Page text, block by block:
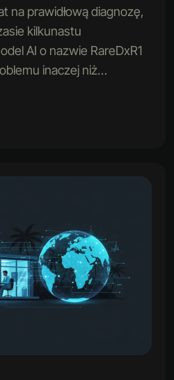
na prawidłową diagnozę,
kilkunastu
AI o nazwie RareDxR1
inaczej niż…